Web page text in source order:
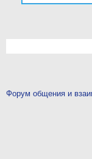
Форум общения и